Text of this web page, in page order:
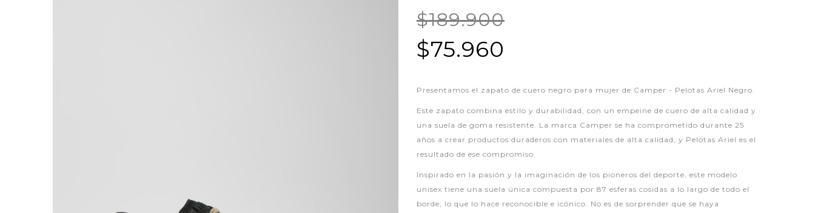
$189.900
$75.960
Presentamos el zapato de cuero negro para mujer de Camper - Pelotas Ariel Negro.
Este zapato combina estilo y durabilidad, con un empeine de cuero de alta calidad y
una suela de goma resistente. La marca Camper se ha comprometido durante 25
años a crear productos duraderos con materiales de alta calidad, y Pelotas Ariel es el
resultado de ese compromiso.
Inspirado en la pasión y la imaginación de los pioneros del deporte, este modelo
unisex tiene una suela única compuesta por 87 esferas cosidas a lo largo de todo el
borde, lo que lo hace reconocible e icónico. No es de sorprender que se haya